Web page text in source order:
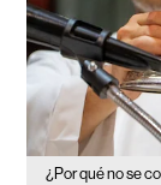
¿Por qué no se